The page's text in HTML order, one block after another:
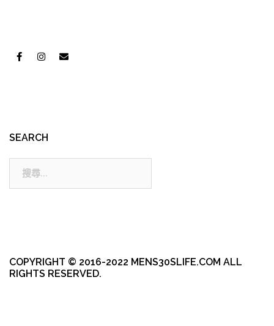
SEARCH
COPYRIGHT © 2016-2022 MENS30SLIFE.COM ALL
RIGHTS RESERVED.